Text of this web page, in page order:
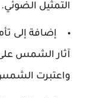
التمثيل الضوئي.
إضافة إلى
آثار الشمس
واعتبرت